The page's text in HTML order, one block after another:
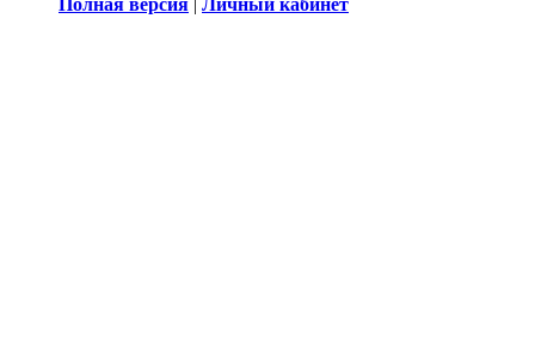
Полная версия | Личный кабинет